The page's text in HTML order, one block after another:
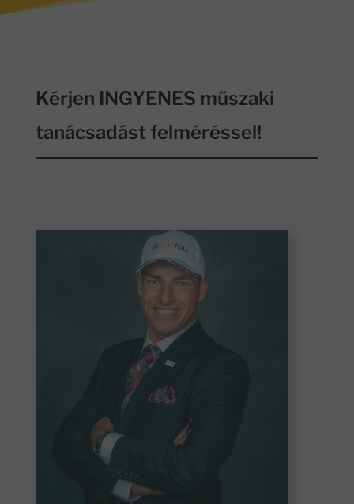
Kérjen INGYENES műszaki
tanácsadást felméréssel!